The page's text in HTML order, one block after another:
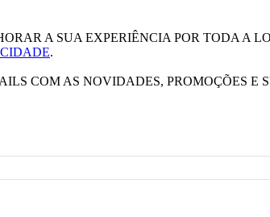
A SUA EXPERIÊNCIA POR TODA A
.
COM AS NOVIDADES, PROMOÇÕES E